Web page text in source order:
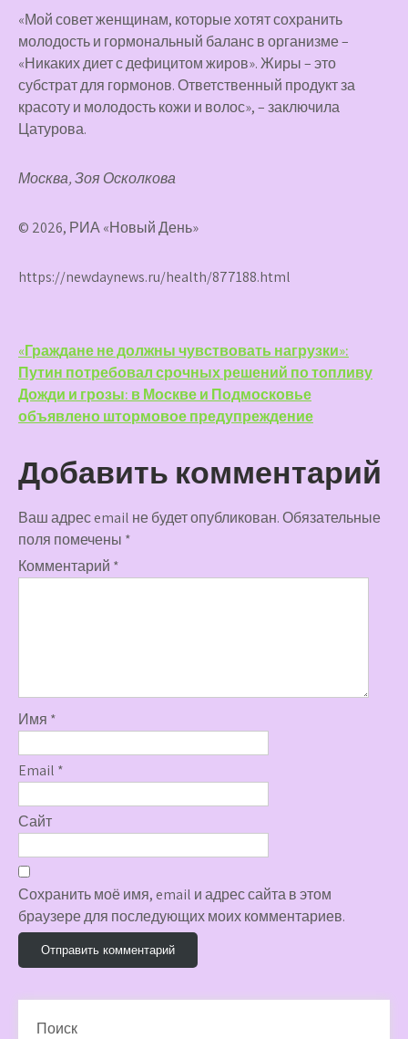
«Мой совет женщинам, которые хотят сохранить
молодость и гормональный баланс в организме –
«Никаких диет с дефицитом жиров». Жиры – это
субстрат для гормонов. Ответственный продукт за
красоту и молодость кожи и волос», – заключила
Цатурова.
Москва, Зоя Осколкова
© 2026, РИА «Новый День»
https://newdaynews.ru/health/877188.html
Навигация
по
записям
«Граждане не должны чувствовать нагрузки»:
Путин потребовал срочных решений по топливу
Дожди и грозы: в Москве и Подмосковье
объявлено штормовое предупреждение
Добавить комментарий
Ваш адрес email не будет опубликован.Обязательные
поля помечены *
Комментарий *
Имя *
Email *
Сайт
Сохранить моё имя, email и адрес сайта в этом
браузере для последующих моих комментариев.
Поиск